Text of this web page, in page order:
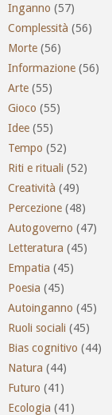
Inganno (57)
Complessità (56)
Morte (56)
Informazione (56)
Arte (55)
Gioco (55)
Idee (55)
Tempo (52)
Riti e rituali (52)
Creatività (49)
Percezione (48)
Autogoverno (47)
Letteratura (45)
Empatia (45)
Poesia (45)
Autoinganno (45)
Ruoli sociali (45)
Bias cognitivo (44)
Natura (44)
Futuro (41)
Ecologia (41)